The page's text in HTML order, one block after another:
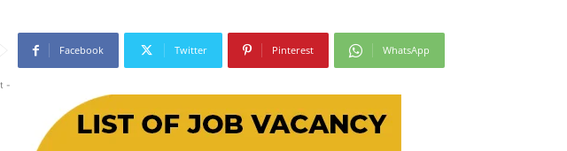
Facebook Twitter Pinterest WhatsApp
-